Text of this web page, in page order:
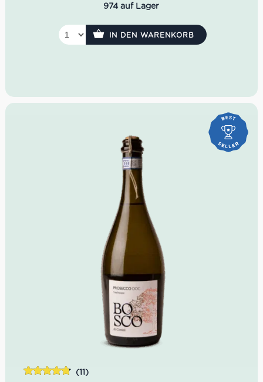
Geschmack: frisch, fruchtig, lebhaft perlend, elegant
Idealer Versandkarton: 21 Flaschen
974 auf Lager
IN DEN WARENKORB
(11)